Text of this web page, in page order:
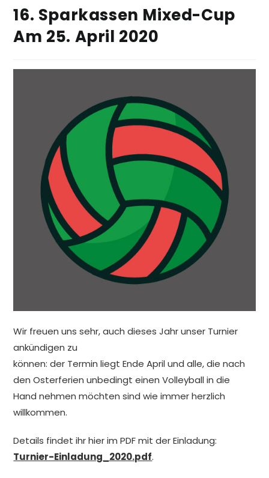
16. Sparkassen Mixed-Cup
Am 25. April 2020
Wir freuen uns sehr, auch dieses Jahr unser Turnier
ankündigen zu
können: der Termin liegt Ende April und alle, die nach
den Osterferien unbedingt einen Volleyball in die
Hand nehmen möchten sind wie immer herzlich
willkommen.
Details findet ihr hier im PDF mit der Einladung:
Turnier-Einladung_2020.pdf.